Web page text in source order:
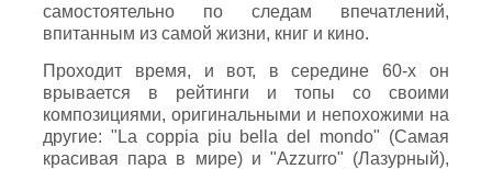
самостоятельно по следам впечатлений,
впитанным из самой жизни, книг и кино.
Проходит время, и вот, в середине 60-х он
врывается в рейтинги и топы со своими
композициями, оригинальными и непохожими на
другие: "La coppia piu bella del mondo" (Самая
красивая пара в мире) и "Azzurro" (Лазурный),